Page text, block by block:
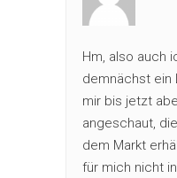
Hm, also auch
demnächst ein
mir bis jetzt
angeschaut,
dem Markt
für mich nicht